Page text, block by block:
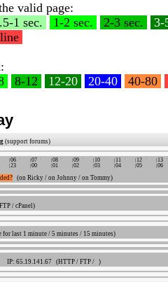
valid page:
1 sec. 1-2 sec. 2-3 sec.
3-
8-12 12-20 20-40 40-80
(support forums)
(on Ricky / on Johnny / on Tommy)
/ cPanel)
for last 1 minute / 5 minutes / 15 minutes)
IP: 65.19.141.67 (HTTP / FTP / )
06 07 08 09 10 11 12
13
23 00 01 02 03 04 05 06